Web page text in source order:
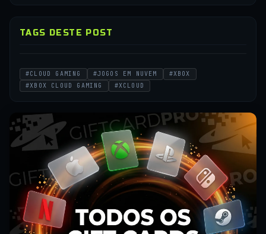
TAGS DESTE POST
#CLOUD GAMING #JOGOS EM NUVEM
#XBOX
#XBOX CLOUD GAMING
#XCLOUD